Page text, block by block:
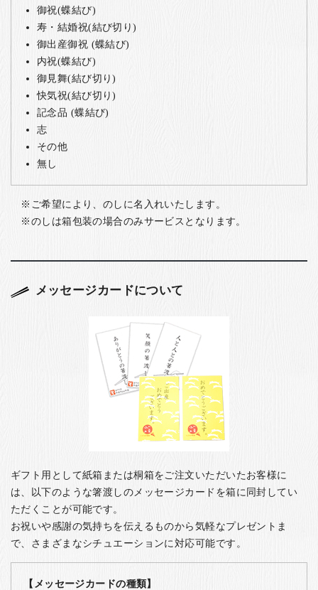
御祝(蝶結び)
寿・結婚祝(結び切り)
御出産御祝 (蝶結び)
内祝(蝶結び)
御見舞(結び切り)
快気祝(結び切り)
記念品 (蝶結び)
志
その他
無し
ご希望により、のしに名入れいたします。
のしは箱包装の場合のみサービスとなります。
メッセージカードについて
ギフト用として紙箱または桐箱をご注文いただいたお客様に
は、以下のような箸渡しのメッセージカードを箱に同封してい
ただくことが可能です。
お祝いや感謝の気持ちを伝えるものから気軽なプレゼントま
で、さまざまなシチュエーションに対応可能です。
【メッセージカードの種類】